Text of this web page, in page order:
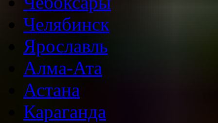
Челябинск
Ярославль
Алма-Ата
Астана
Караганда